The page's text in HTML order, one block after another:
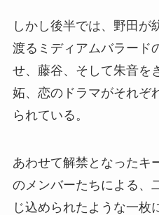
しかし後半では、野田が
渡るミディアムバラード
せ、藤谷、そして朱音を
妬、恋のドラマがそれぞ
られている。
あわせて解禁となったキ
のメンバーたちによる、
じ込められたような一枚